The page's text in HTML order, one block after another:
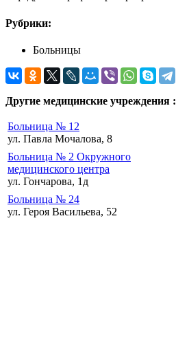
Рубрики:
Больницы
Другие медицинские учреждения :
Больница № 12
ул. Павла Мочалова, 8
Больница № 2 Окружного
медицинского центра
ул. Гончарова, 1д
Больница № 24
ул. Героя Васильева, 52